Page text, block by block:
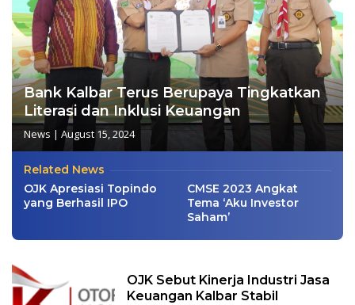
Bank Kalbar Terus Berupaya Tingkatkan
Literasi dan Inklusi Keuangan
News | August 15, 2024
Related News
OJK Apresiasi Topindo
yang Berhasil IPO
CMSE 2023 Angkat
Tema ‘Aku Investor
Saham’
OJK Sebut Kinerja Industri Jasa
Keuangan Kalbar Stabil